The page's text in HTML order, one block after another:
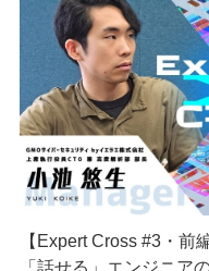
【Expert Cross #3・前
「話せる」エンジニア